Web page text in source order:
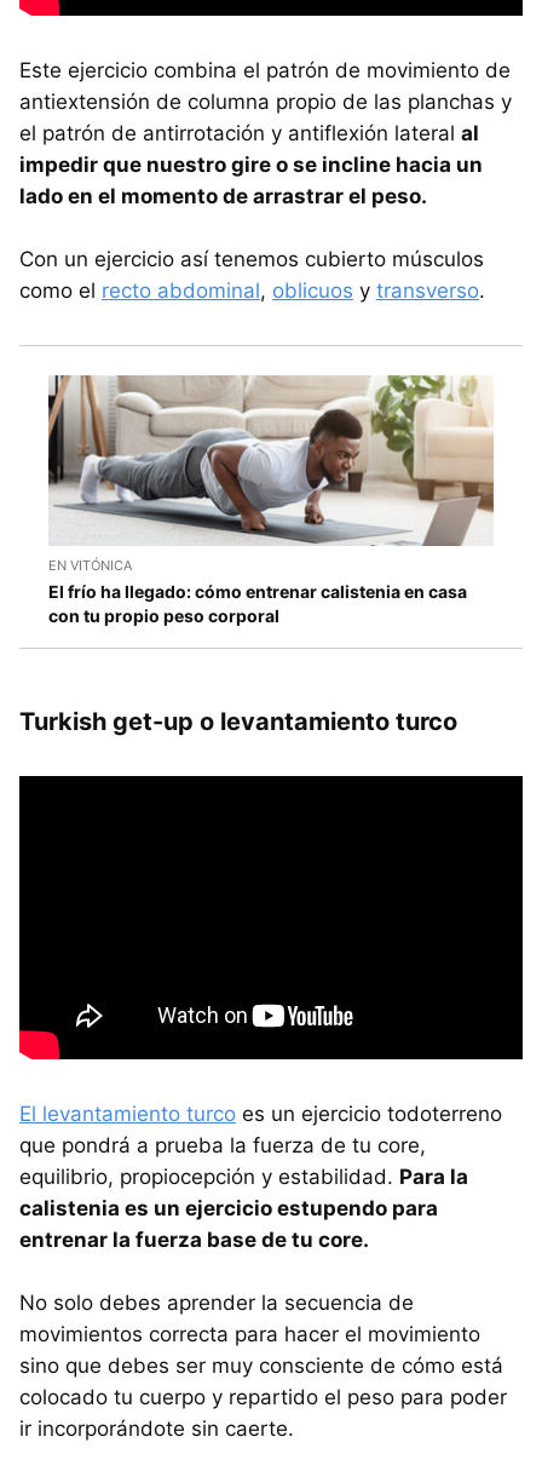
Este ejercicio combina el patrón de movimiento de
antiextensión de columna propio de las planchas y
el patrón de antirrotación y antiflexión lateral al
impedir que nuestro gire o se incline hacia un
lado en el momento de arrastrar el peso.
Con un ejercicio así tenemos cubierto músculos
como el recto abdominal, oblicuos y transverso.
EN VITÓNICA
El frío ha llegado: cómo entrenar calistenia en casa
con tu propio peso corporal
Turkish get-up o levantamiento turco
El levantamiento turco es un ejercicio todoterreno
que pondrá a prueba la fuerza de tu core,
equilibrio, propiocepción y estabilidad. Para la
calistenia es un ejercicio estupendo para
entrenar la fuerza base de tu core.
No solo debes aprender la secuencia de
movimientos correcta para hacer el movimiento
sino que debes ser muy consciente de cómo está
colocado tu cuerpo y repartido el peso para poder
ir incorporándote sin caerte.